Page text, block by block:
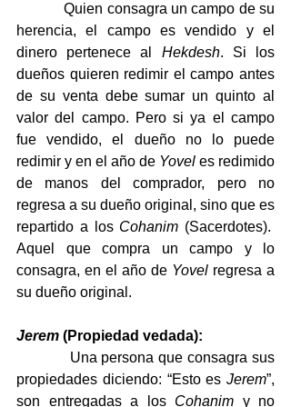
Quien consagra un campo de su
herencia, el campo es vendido y el
dinero pertenece al Hekdesh. Si los
dueños quieren redimir el campo antes
de su venta debe sumar un quinto al
valor del campo. Pero si ya el campo
fue vendido, el dueño no lo puede
redimir y en el año de Yovel es redimido
de manos del comprador, pero no
regresa a su dueño original, sino que es
repartido a los Cohanim (Sacerdotes).
Aquel que compra un campo y lo
consagra, en el año de Yovel regresa a
su dueño original.
Jerem (Propiedad vedada):
Una persona que consagra sus
propiedades diciendo: “Esto es Jerem”,
son entregadas a los Cohanim y no